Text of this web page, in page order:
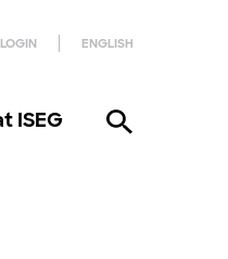
LOGIN ENGLISH
ISEG